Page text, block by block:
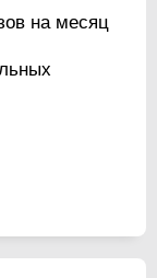
на месяц